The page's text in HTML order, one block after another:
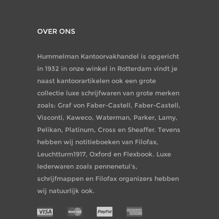
OVER ONS
Hummelman Kantoorvakhandel is opgericht
in 1932 in onze winkel in Rotterdam vindt je
naast kantoorartikelen ook een grote
collectie luxe schrijfwaren van grote merken
zoals: Graf von Faber-Castell, Faber-Castell,
Visconti, Kaweco, Waterman, Parker, Lamy,
Pelikan, Platinum, Cross en Sheaffer. Tevens
hebben wij notitieboeken van Filofax,
Leuchtturm1917, Oxford en Flexbook. Luxe
lederwaren zoals pennenetui's,
schrijfmappen en Filofax organizers hebben
wij natuurlijk ook.